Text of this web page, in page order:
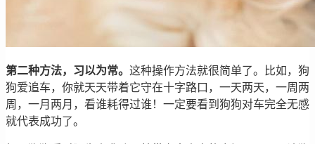
第二种方法，习以为常。 这种操作方法就很简单了。比如，狗
狗爱追车，你就天天带着它守在十字路口，一天两天，一周两
周，一月两月，看谁耗得过谁！一定要看到狗狗对车完全无感
就代表成功了。